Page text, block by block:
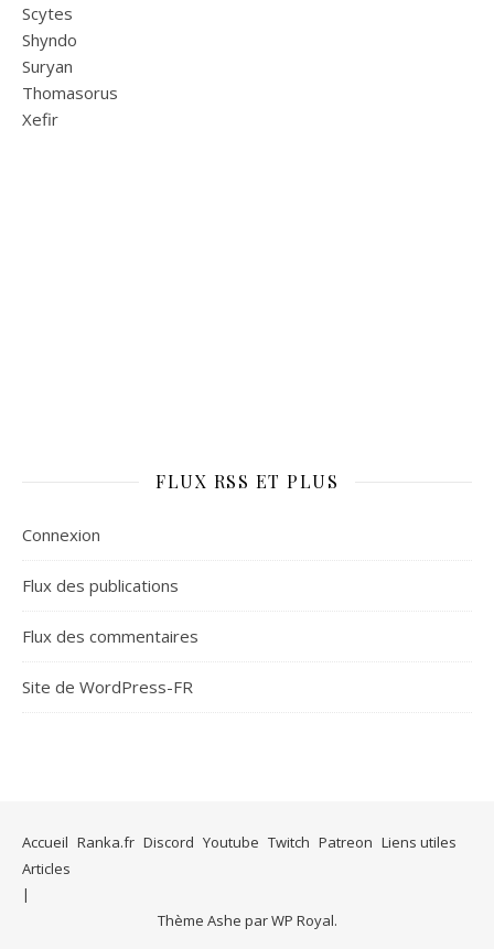
Scytes
Shyndo
Suryan
Thomasorus
Xefir
FLUX RSS ET PLUS
Connexion
Flux des publications
Flux des commentaires
Site de WordPress-FR
Accueil Ranka.fr Discord Youtube Twitch Patreon Liens utiles
Articles
Thème Ashe parWP Royal.